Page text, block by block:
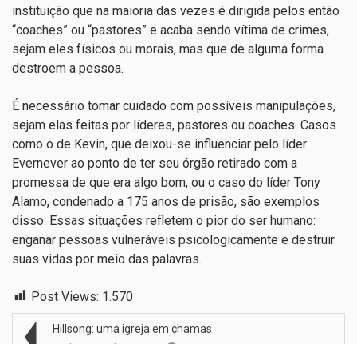
instituição que na maioria das vezes é dirigida pelos então
“coaches” ou “pastores” e acaba sendo vítima de crimes,
sejam eles físicos ou morais, mas que de alguma forma
destroem a pessoa.
É necessário tomar cuidado com possíveis manipulações,
sejam elas feitas por líderes, pastores ou coaches. Casos
como o de Kevin, que deixou-se influenciar pelo líder
Evernever ao ponto de ter seu órgão retirado com a
promessa de que era algo bom, ou o caso do líder Tony
Alamo, condenado a 175 anos de prisão, são exemplos
disso. Essas situações refletem o pior do ser humano:
enganar pessoas vulneráveis psicologicamente e destruir
suas vidas por meio das palavras.
Post Views: 1.570
Hillsong: uma igreja em chamas